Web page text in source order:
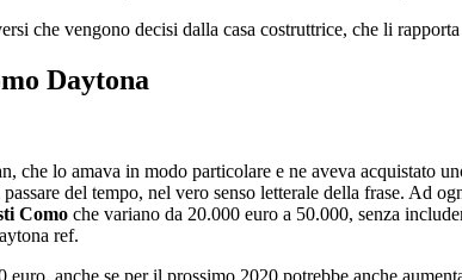
che vengono decisi dalla casa costruttrice, che li
Daytona
lo amava in modo particolare e ne aveva acquistato
del tempo, nel vero senso letterale della frase. Ad
Como che variano da 20.000 euro a 50.000, senza
ref.
anche se per il prossimo 2020 potrebbe anche